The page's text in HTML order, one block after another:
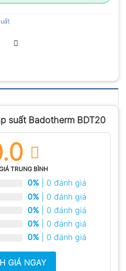
suất Badotherm BDT20
TRUNG BÌNH
0% | 0 đánh giá
0% | 0 đánh giá
0% | 0 đánh giá
0% | 0 đánh giá
0% | 0 đánh giá
GIÁ NGAY